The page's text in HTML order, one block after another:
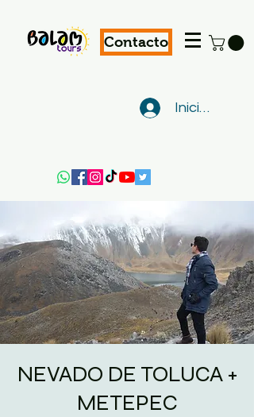
Contacto
Iniciar sesión
NEVADO DE TOLUCA +
METEPEC